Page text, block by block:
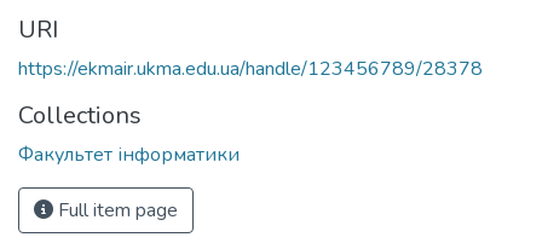
URI
https://ekmair.ukma.edu.ua/handle/123456789/28378
Collections
Факультет інформатики
Full item page